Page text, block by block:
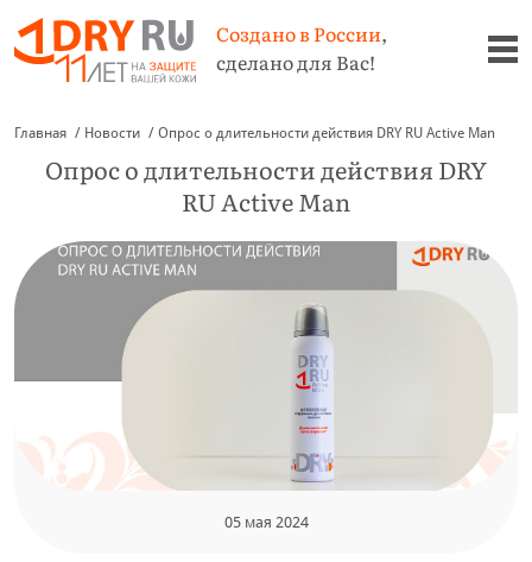
Создано в России,
сделано для Вас!
Главная Новости Опрос о длительности действия DRY RU Active Man
Опрос о длительности действия DRY
RU Active Man
05 мая 2024